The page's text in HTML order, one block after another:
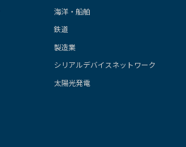
海洋・船舶
鉄道
製造業
シリアルデバイスネットワーク
太陽光発電